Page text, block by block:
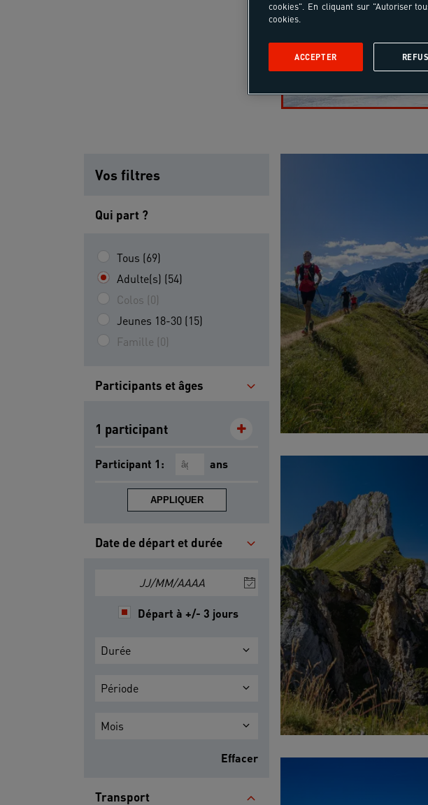
Vos filtres
Qui part ?
Tous (69)
Adulte(s) (54)
Colos (0)
Jeunes 18-30 (15)
Famille (0)
Participants et âges
1 participant
Participant 1: ans
APPLIQUER
Date de départ et durée
JJ/MM/AAAA
Départ à +/- 3 jours
Durée
Période
Mois
Effacer
Transport
cookies". En cliquant sur "Autoriser
cookies.
ACCEPTER